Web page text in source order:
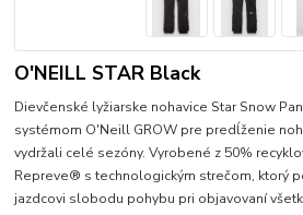
O'NEILL STAR Black
Dievčenské lyžiarske nohavice Star Snow
systémom O'Neill GROW pre predĺženie
vydržali celé sezóny. Vyrobené z 50%
Repreve® s technologickým strečom, ktorý
jazdcovi slobodu pohybu pri objavovaní